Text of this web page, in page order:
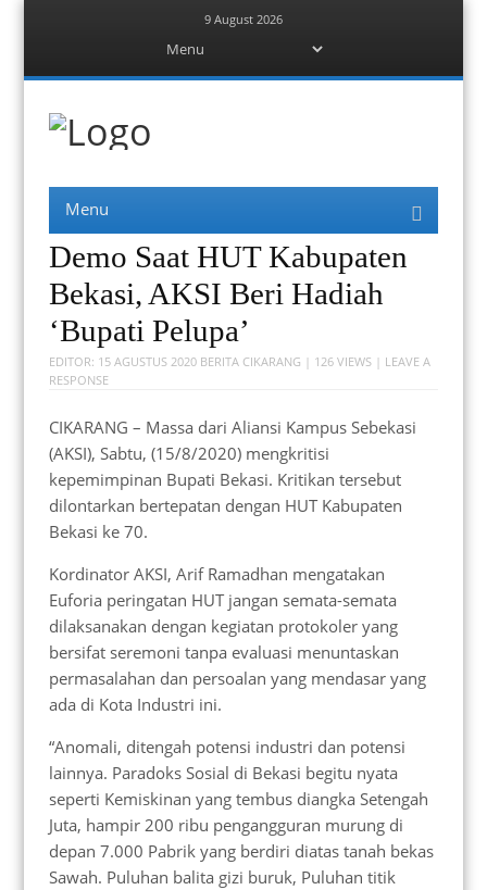
9 August 2026
content
Berita Bekasi
Menu
content
Demo Saat HUT Kabupaten
Bekasi, AKSI Beri Hadiah
‘Bupati Pelupa’
EDITOR: 15 AGUSTUS 2020 BERITA CIKARANG | 126 VIEWS | LEAVE A
RESPONSE
CIKARANG – Massa dari Aliansi Kampus Sebekasi
(AKSI), Sabtu, (15/8/2020) mengkritisi
kepemimpinan Bupati Bekasi. Kritikan tersebut
dilontarkan bertepatan dengan HUT Kabupaten
Bekasi ke 70.
Kordinator AKSI, Arif Ramadhan mengatakan
Euforia peringatan HUT jangan semata-semata
dilaksanakan dengan kegiatan protokoler yang
bersifat seremoni tanpa evaluasi menuntaskan
permasalahan dan persoalan yang mendasar yang
ada di Kota Industri ini.
“Anomali, ditengah potensi industri dan potensi
lainnya. Paradoks Sosial di Bekasi begitu nyata
seperti Kemiskinan yang tembus diangka Setengah
Juta, hampir 200 ribu pengangguran murung di
depan 7.000 Pabrik yang berdiri diatas tanah bekas
Sawah. Puluhan balita gizi buruk, Puluhan titik